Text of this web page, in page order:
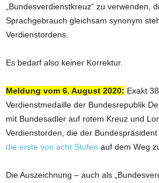
„Bundesverdienstkreuz“ zu verwenden,
Sprachgebrauch gleichsam synonym
Verdienstordens.
Es bedarf also keiner Korrektur.
Meldung vom 6. August 2020: Exakt
Verdienstmedaille der Bundesrepublik
mit Bundesadler auf rotem Kreuz und
Verdienstorden, die der
die erste von acht Stufen auf dem Weg
Die Auszeichnung – auch als